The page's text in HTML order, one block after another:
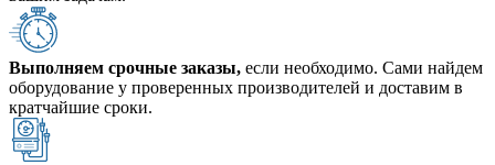
Выполняем срочные заказы, если необходимо. Сами найдем
оборудование у проверенных производителей и доставим в
кратчайшие сроки.